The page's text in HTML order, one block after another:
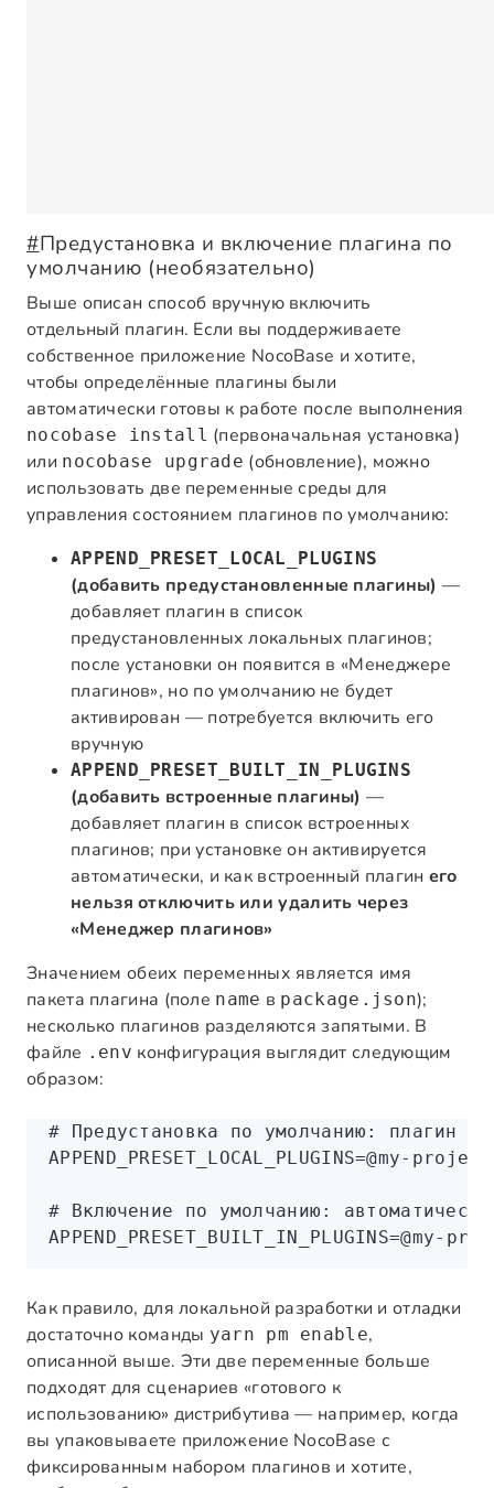
#Предустановка и включение плагина по
умолчанию (необязательно)
Выше описан способ вручную включить
отдельный плагин. Если вы поддерживаете
собственное приложение NocoBase и хотите,
чтобы определённые плагины были
автоматически готовы к работе после выполнения
nocobase install (первоначальная установка)
или nocobase upgrade (обновление), можно
использовать две переменные среды для
управления состоянием плагинов по умолчанию:
APPEND_PRESET_LOCAL_PLUGINS
(добавить предустановленные плагины) —
добавляет плагин в список
предустановленных локальных плагинов;
после установки он появится в «Менеджере
плагинов», но по умолчанию не будет
активирован — потребуется включить его
вручную
APPEND_PRESET_BUILT_IN_PLUGINS
(добавить встроенные плагины) —
добавляет плагин в список встроенных
плагинов; при установке он активируется
автоматически, и как встроенный плагин его
нельзя отключить или удалить через
«Менеджер плагинов»
Значением обеих переменных является имя
пакета плагина (поле name в package.json);
несколько плагинов разделяются запятыми. В
файле .env конфигурация выглядит следующим
образом:
# Предустановка по умолчанию: плагин
APPEND_PRESET_LOCAL_PLUGINS=@my-
# Включение по умолчанию:
APPEND_PRESET_BUILT_IN_PLUGINS=@my-
Как правило, для локальной разработки и отладки
достаточно команды yarn pm enable,
описанной выше. Эти две переменные больше
подходят для сценариев «готового к
использованию» дистрибутива — например, когда
вы упаковываете приложение NocoBase с
фиксированным набором плагинов и хотите,